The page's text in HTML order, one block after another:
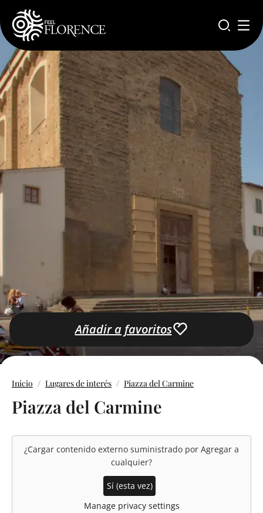
Pasar al contenido principal
Añadir a favoritos
Inicio Lugares de interés Piazza del Carmine
Piazza del Carmine
¿Cargar contenido externo suministrado por Agregar a
cualquier?
Sí (esta vez)
Manage privacy settings